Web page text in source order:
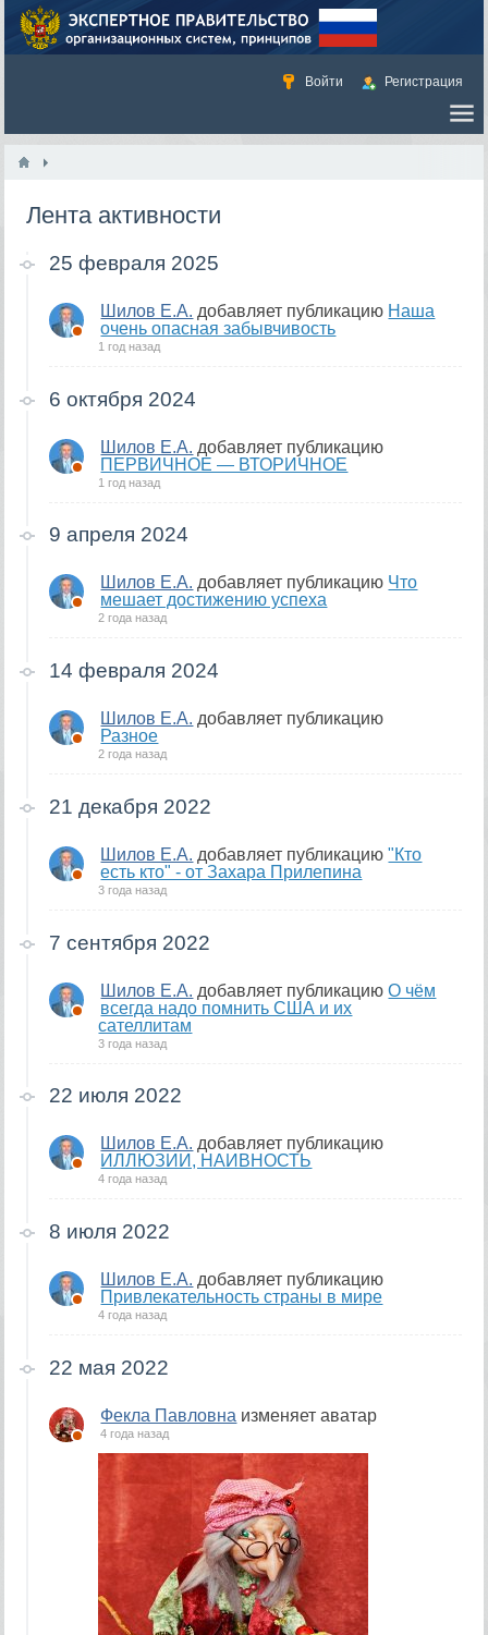
Войти Регистрация
Лента активности
25 февраля 2025
Шилов Е.А. добавляет публикацию Наша
очень опасная забывчивость
1 год назад
6 октября 2024
Шилов Е.А. добавляет публикацию
ПЕРВИЧНОЕ — ВТОРИЧНОЕ
1 год назад
9 апреля 2024
Шилов Е.А. добавляет публикацию Что
мешает достижению успеха
2 года назад
14 февраля 2024
Шилов Е.А. добавляет публикацию
Разное
2 года назад
21 декабря 2022
Шилов Е.А. добавляет публикацию"Кто
есть кто" - от Захара Прилепина
3 года назад
7 сентября 2022
Шилов Е.А. добавляет публикациюО чём
всегда надо помнить США и их
сателлитам
3 года назад
22 июля 2022
Шилов Е.А. добавляет публикацию
ИЛЛЮЗИИ, НАИВНОСТЬ
4 года назад
8 июля 2022
Шилов Е.А. добавляет публикацию
Привлекательность страны в мире
4 года назад
22 мая 2022
Фекла Павловна изменяет аватар
4 года назад